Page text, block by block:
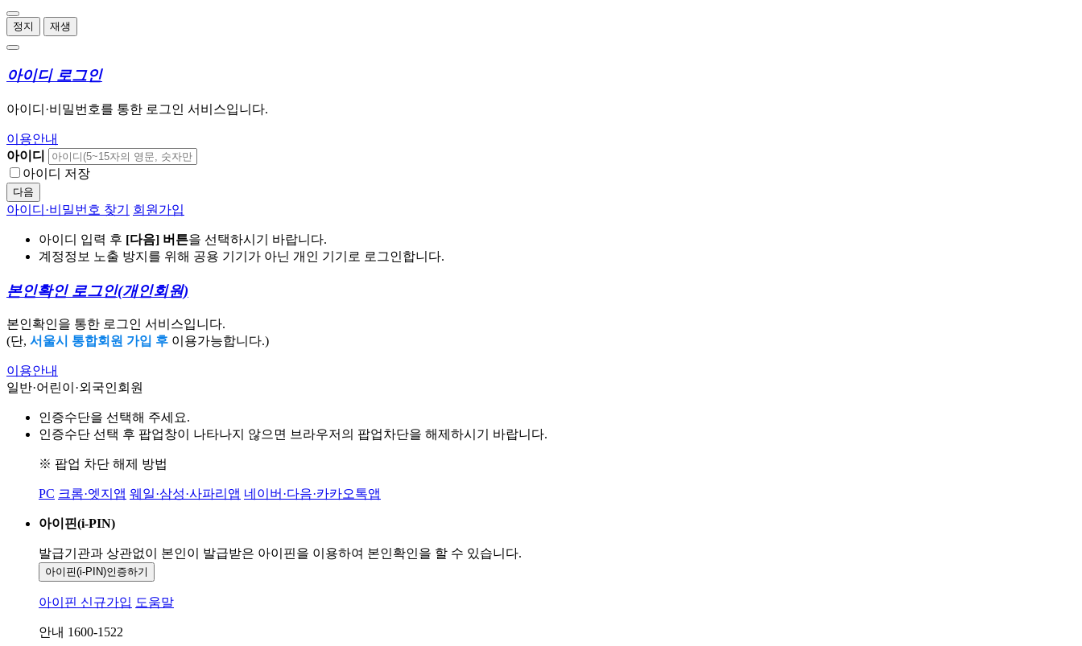
정지 재생
아이디 로그인
아이디·비밀번호를 통한 로그인 서비스입니다.
이용안내
아이디
아이디 저장
다음
아이디·비밀번호 찾기 회원가입
아이디 입력 후 [다음] 버튼을 선택하시기 바랍니다.
계정정보 노출 방지를 위해 공용 기기가 아닌 개인 기기로 로그인합니다.
본인확인 로그인(개인회원)
본인확인을 통한 로그인 서비스입니다.
(단, 서울시 통합회원 가입 후 이용가능합니다.)
이용안내
일반·어린이·외국인회원
인증수단을 선택해 주세요.
인증수단 선택 후 팝업창이 나타나지 않으면 브라우저의 팝업차단을 해제하시기 바랍니다.
※ 팝업 차단 해제 방법
PC 크롬·엣지앱 웨일·삼성·사파리앱 네이버·다음·카카오톡앱
아이핀(i-PIN)
발급기관과 상관없이 본인이 발급받은 아이핀을 이용하여 본인확인을 할 수 있습니다.
아이핀(i-PIN)인증하기
아이핀 신규가입 도움말
안내 1600-1522